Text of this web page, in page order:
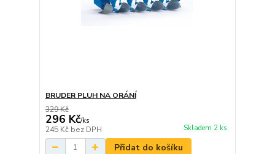
BRUDER PLUH NA ORÁNÍ
329 Kč
296 Kč/ks
245 Kč bez DPH Skladem 2 ks
Přidat do košíku